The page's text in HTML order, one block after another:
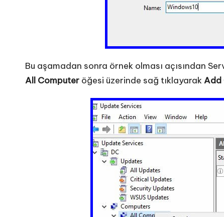
Bu aşamadan sonra örnek olması açısından
All Computer öğesi üzerinde sağ tıklayarakAdd